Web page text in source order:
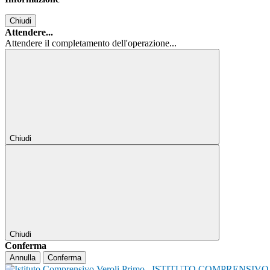
Chiudi
Attendere...
Attendere il completamento dell'operazione...
Chiudi
Chiudi
Conferma
Annulla Conferma